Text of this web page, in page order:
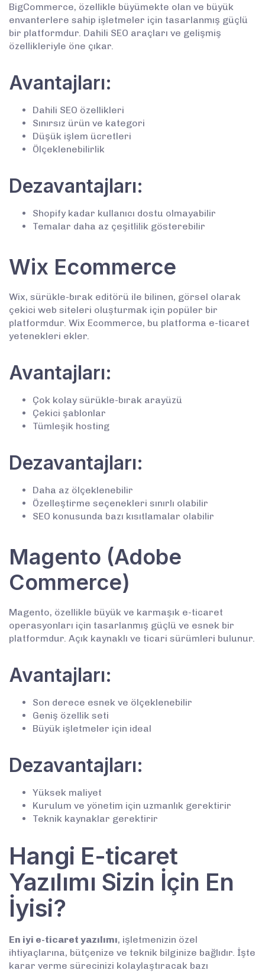
BigCommerce, özellikle büyümekte olan ve büyük
envanterlere sahip işletmeler için tasarlanmış güçlü
bir platformdur. Dahili SEO araçları ve gelişmiş
özellikleriyle öne çıkar.
Avantajları:
Dahili SEO özellikleri
Sınırsız ürün ve kategori
Düşük işlem ücretleri
Ölçeklenebilirlik
Dezavantajları:
Shopify kadar kullanıcı dostu olmayabilir
Temalar daha az çeşitlilik gösterebilir
Wix Ecommerce
Wix, sürükle-bırak editörü ile bilinen, görsel olarak
çekici web siteleri oluşturmak için popüler bir
platformdur. Wix Ecommerce, bu platforma e-ticaret
yetenekleri ekler.
Avantajları:
Çok kolay sürükle-bırak arayüzü
Çekici şablonlar
Tümleşik hosting
Dezavantajları:
Daha az ölçeklenebilir
Özelleştirme seçenekleri sınırlı olabilir
SEO konusunda bazı kısıtlamalar olabilir
Magento (Adobe
Commerce)
Magento, özellikle büyük ve karmaşık e-ticaret
operasyonları için tasarlanmış güçlü ve esnek bir
platformdur. Açık kaynaklı ve ticari sürümleri bulunur.
Avantajları:
Son derece esnek ve ölçeklenebilir
Geniş özellik seti
Büyük işletmeler için ideal
Dezavantajları:
Yüksek maliyet
Kurulum ve yönetim için uzmanlık gerektirir
Teknik kaynaklar gerektirir
Hangi E-ticaret
Yazılımı Sizin İçin En
İyisi?
En iyi e-ticaret yazılımı, işletmenizin özel
ihtiyaçlarına, bütçenize ve teknik bilginize bağlıdır. İşte
karar verme sürecinizi kolaylaştıracak bazı